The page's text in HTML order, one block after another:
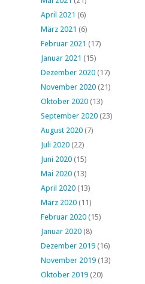
April 2021 (6)
März 2021 (6)
Februar 2021 (17)
Januar 2021 (15)
Dezember 2020 (17)
November 2020 (21)
Oktober 2020 (13)
September 2020 (23)
August 2020 (7)
Juli 2020 (22)
Juni 2020 (15)
Mai 2020 (13)
April 2020 (13)
März 2020 (11)
Februar 2020 (15)
Januar 2020 (8)
Dezember 2019 (16)
November 2019 (13)
Oktober 2019 (20)